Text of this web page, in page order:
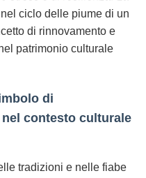
ciclo delle piume di un
di rinnovamento e
patrimonio culturale
di
contesto culturale
tradizioni e nelle fiabe